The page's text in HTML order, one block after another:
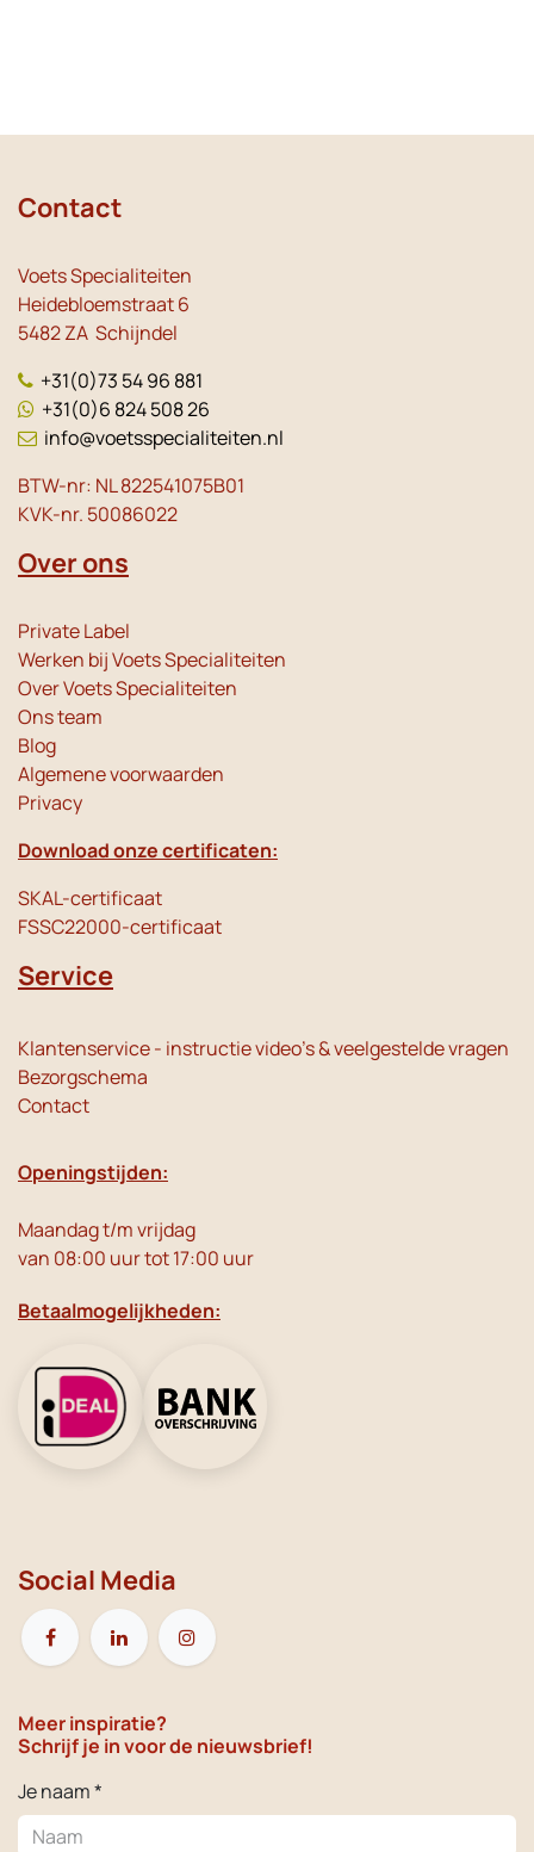
Contact
Voets Specialiteiten
Heidebloemstraat 6
5482 ZA Schijndel
+31(0)73 54 96 881
+31(0)6 824 508 26
info@voetsspecialiteiten.nl
BTW-nr: NL 822541075B01
KVK-nr. 50086022
Over ons
Private Label
Werken bij Voets Specialiteiten
Over Voets Specialiteiten
Ons team
Blog
Algemene voorwaarden
Privacy
Download onze certificaten:
SKAL-certificaat
FSSC22000-certificaat
Service
Klantenservice - instructie video's & veelgestelde vragen
Bezorgschema
Contact
Openingstijden:
Maandag t/m vrijdag
van 08:00 uur tot 17:00 uur
Betaalmogelijkheden:
Social Media
Meer inspiratie?
Schrijf je in voor de nieuwsbrief!
Je naam *